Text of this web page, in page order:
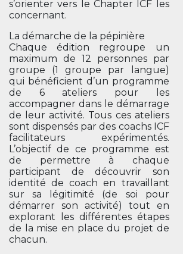
s’orienter vers le Chapter ICF les
concernant.
La démarche de la pépinière
Chaque édition regroupe un
maximum de 12 personnes par
groupe (1 groupe par langue)
qui bénéficient d’un programme
de 6 ateliers pour les
accompagner dans le démarrage
de leur activité. Tous ces ateliers
sont dispensés par des coachs ICF
facilitateurs expérimentés.
L’objectif de ce programme est
de permettre à chaque
participant de découvrir son
identité de coach en travaillant
sur sa légitimité (de soi pour
démarrer son activité) tout en
explorant les différentes étapes
de la mise en place du projet de
chacun.